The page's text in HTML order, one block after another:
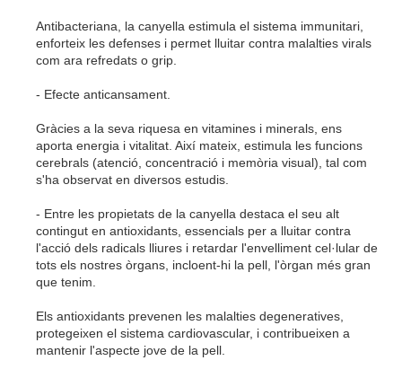
Antibacteriana, la canyella estimula el sistema immunitari,
enforteix les defenses i permet lluitar contra malalties virals
com ara refredats o grip.
- Efecte anticansament
Gràcies a la seva riquesa en vitamines i minerals, ens
aporta energia i vitalitat. Així mateix, estimula les funcions
cerebrals (atenció, concentració i memòria visual), tal com
s'ha observat en diversos estudis.
- Entre les propietats de la canyella destaca el seu alt
contingut en antioxidants, essencials per a lluitar contra
l'acció dels radicals lliures i retardar l'envelliment cel·lular de
tots els nostres òrgans, incloent-hi la pell, l'òrgan més gran
que tenim.
Els antioxidants prevenen les malalties degeneratives,
protegeixen el sistema cardiovascular, i contribueixen a
mantenir l'aspecte jove de la pell.